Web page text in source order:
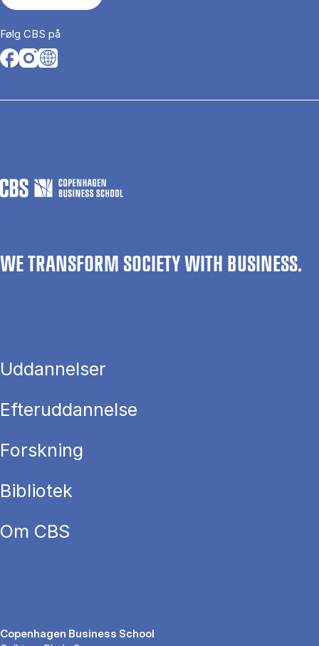
Følg CBS på
Opens in a new tab
Opens in a new tab
Opens in a new tab
WE TRANSFORM SOCIETY WITH BUSINESS.
Uddannelser
Efteruddannelse
Forskning
Bibliotek
Om CBS
Copenhagen Business School